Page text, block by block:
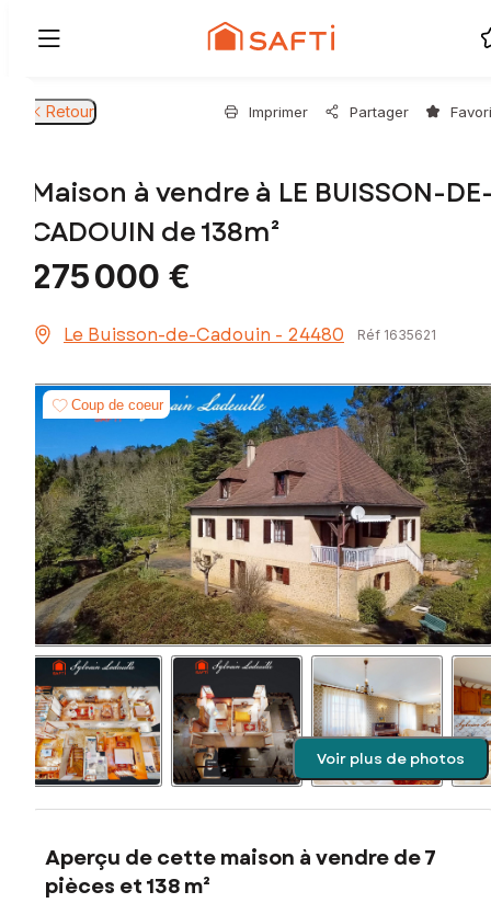
Retour Imprimer Partager
Maison à vendre à LE BUISSON-
CADOUIN de 138m²
275 000 €
Le Buisson-de-Cadouin - 24480 Réf 1635621
Coup de coeur
Voir plus de photos
Aperçu de cette maison à vendre de 7
pièces et 138 m²